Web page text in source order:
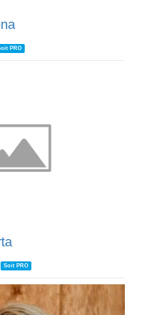
PRO
Soit PRO